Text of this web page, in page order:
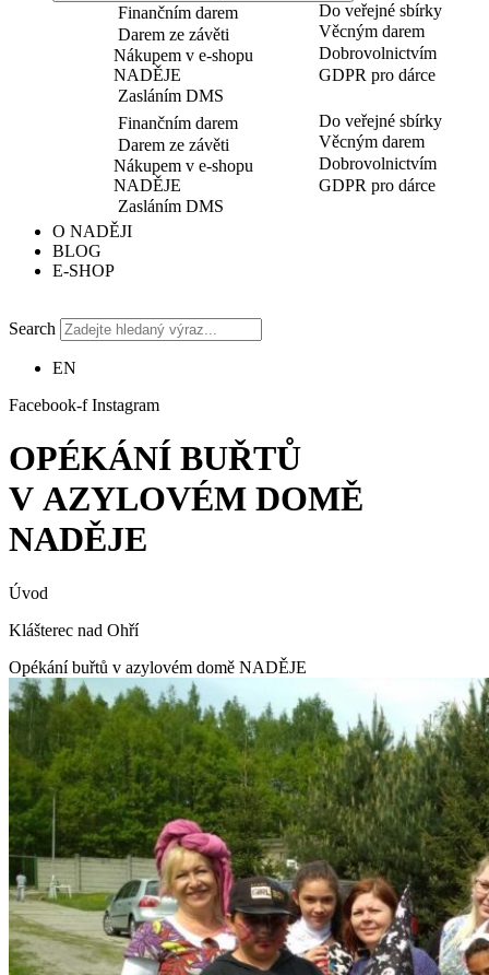
Finančním darem
Darem ze závěti
Nákupem v e-shopu
NADĚJE
Zasláním DMS
Do veřejné sbírky
Věcným darem
Dobrovolnictvím
GDPR pro dárce
Finančním darem
Darem ze závěti
Nákupem v e-shopu
NADĚJE
Zasláním DMS
Do veřejné sbírky
Věcným darem
Dobrovolnictvím
GDPR pro dárce
O NADĚJI
BLOG
E-SHOP
Search
EN
Facebook-f Instagram
OPÉKÁNÍ BUŘTŮ
V AZYLOVÉM DOMĚ
NADĚJE
Úvod
Klášterec nad Ohří
Opékání buřtů v azylovém domě NADĚJE